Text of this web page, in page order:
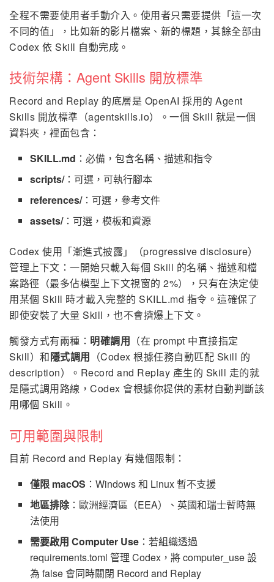
全程不需要使用者手動介入。使用者只需要提供「這一次
不同的值」，比如新的影片檔案、新的標題，其餘全部由
Codex 依 Skill 自動完成。
技術架構：Agent Skills 開放標準
Record and Replay 的底層是 OpenAI 採用的 Agent
Skills 開放標準（agentskills.io）。一個 Skill 就是一個
資料夾，裡面包含：
SKILL.md ：必備，包含名稱、描述和指令
scripts/：可選，可執行腳本
references/：可選，參考文件
assets/：可選，模板和資源
Codex 使用「漸進式披露」（progressive disclosure）
管理上下文：一開始只載入每個 Skill 的名稱、描述和檔
案路徑（最多佔模型上下文視窗的 2%），只有在決定使
用某個 Skill 時才載入完整的 SKILL.md 指令。這確保了
即使安裝了大量 Skill，也不會擠爆上下文。
觸發方式有兩種： 明確調用 （在 prompt 中直接指定
Skill）和隱式調用 （Codex 根據任務自動匹配 Skill 的
description）。Record and Replay 產生的 Skill 走的就
是隱式調用路線，Codex 會根據你提供的素材自動判斷該
用哪個 Skill。
可用範圍與限制
目前 Record and Replay 有幾個限制：
僅限 macOS ：Windows 和 Linux 暫不支援
地區排除：歐洲經濟區（EEA）、英國和瑞士暫時無
法使用
需要啟用 Computer Use ：若組織透過
requirements.toml 管理 Codex，將 computer_use 設
為 false 會同時關閉 Record and Replay